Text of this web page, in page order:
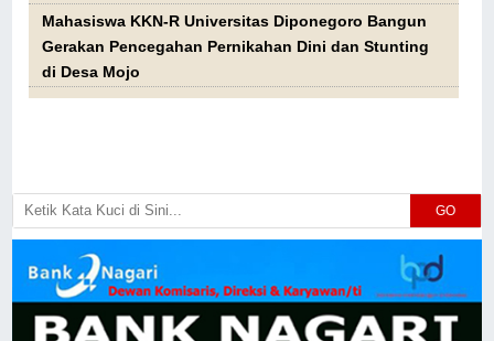
Mahasiswa KKN-R Universitas Diponegoro Bangun
Gerakan Pencegahan Pernikahan Dini dan Stunting
di Desa Mojo
GO